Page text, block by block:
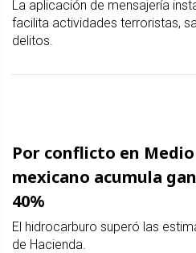
La aplicación de mensajería
facilita actividades terroristas,
delitos.
Por conflicto en
mexicano acumula
40%
El hidrocarburo superó las
de Hacienda.